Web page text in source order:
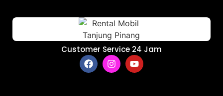
Customer Service 24 Jam